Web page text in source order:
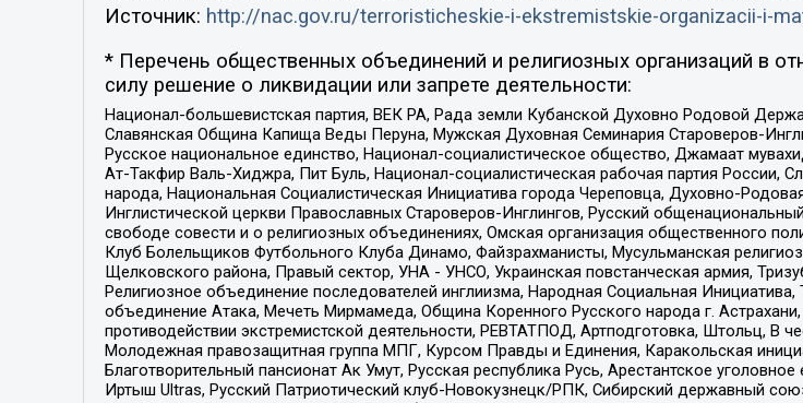
Источник: http://nac.gov.ru/terroristicheskie-i-ekstremistskie-organizacii-i-
* Перечень общественных объединений и религиозных организаций в
силу решение о ликвидации или запрете деятельности:
Национал-большевистская партия, ВЕК РА, Рада земли Кубанской Духовно Родовой
Славянская Община Капища Веды Перуна, Мужская Духовная Семинария Староверов-
Русское национальное единство, Национал-социалистическое общество, Джамаат
Ат-Такфир Валь-Хиджра, Пит Буль, Национал-социалистическая рабочая партия
народа, Национальная Социалистическая Инициатива города Череповца, Духовно-
Инглистической церкви Православных Староверов-Инглингов, Русский
свободе совести и о религиозных объединениях, Омская организация общественного
Клуб Болельщиков Футбольного Клуба Динамо, Файзрахманисты, Мусульманская
Щелковского района, Правый сектор, УНА - УНСО, Украинская повстанческая армия,
Религиозное объединение последователей инглиизма, Народная Социальная
объединение Атака, Мечеть Мирмамеда, Община Коренного Русского народа г.
противодействии экстремистской деятельности, РЕВТАТПОД, Артподготовка, Штольц, В
Молодежная правозащитная группа МПГ, Курсом Правды и Единения, Каракольская
Благотворительный пансионат Ак Умут, Русская республика Русь, Арестантское
Иртыш Ultras, Русский Патриотический клуб-Новокузнецк/РПК, Сибирский державный